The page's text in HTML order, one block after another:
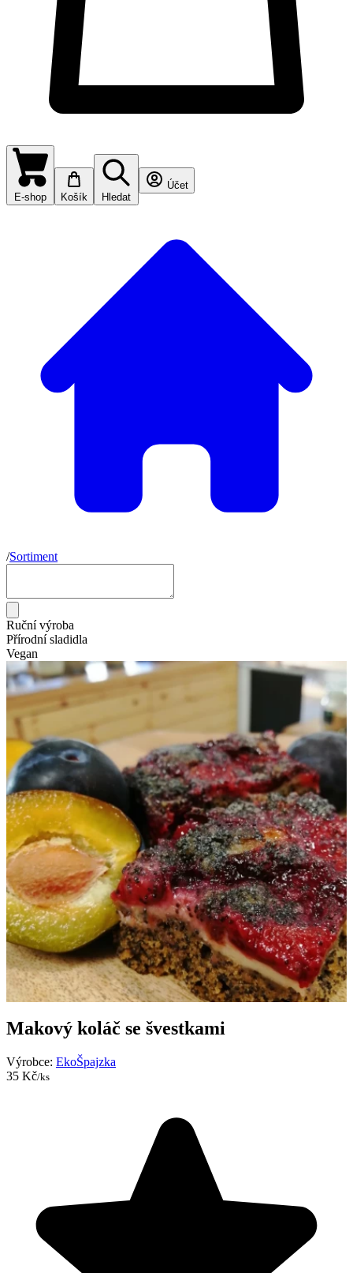
E-shop Košík Hledat
Účet
/Sortiment
Ruční výroba
Přírodní sladidla
Vegan
Makový koláč se švestkami
Výrobce: EkoŠpajzka
35 Kč/ks